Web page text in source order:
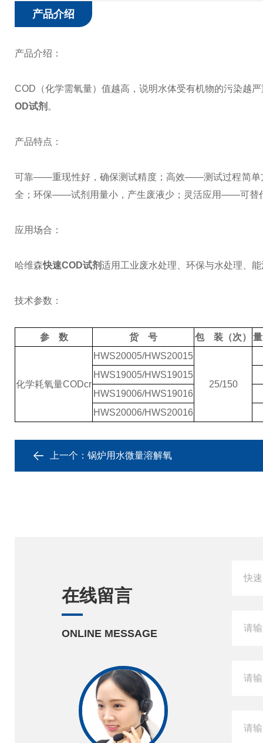
产品介绍
产品介绍：
COD（化学需氧量）值越高，说明水体受有机物的污染越
OD试剂 。
产品特点：
可靠——重现性好，确保测试精度； 高效——测试过程简单
全； 环保——试剂用量小，产生废液少； 灵活应用——可替
应用场合：
哈维森快速COD试剂适用工业废水处理、环保与水处理、
技术参数：
参 数 货 号 包 装（次）
化学耗氧量CODcr
HWS20005/HWS20015
25/150
HWS19005/HWS19015
HWS19006/HWS19016
HWS20006/HWS20016
上一个： 锅炉用水微量溶解氧
在线留言
ONLINE MESSAGE